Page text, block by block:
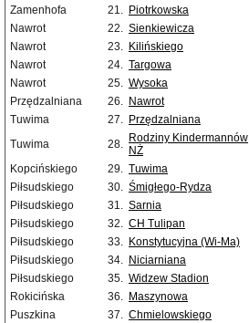
Zamenhofa
21. Piotrkowska
Nawrot
22. Sienkiewicza
Nawrot
23. Kilińskiego
Nawrot
24. Targowa
Nawrot
25. Wysoka
Przędzalniana
26. Nawrot
Tuwima
27. Przędzalniana
Tuwima
28. Rodziny Kindermannów
NŻ
Kopcińskiego 29. Tuwima
Piłsudskiego
30. Śmigłego-Rydza
Piłsudskiego
31. Sarnia
Piłsudskiego
32. CH Tulipan
Piłsudskiego
33. Konstytucyjna (Wi-Ma)
Piłsudskiego
34. Niciarniana
Piłsudskiego
35. Widzew Stadion
Rokicińska
36. Maszynowa
Puszkina
37. Chmielowskiego